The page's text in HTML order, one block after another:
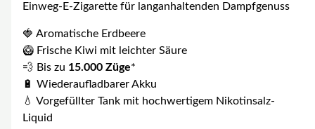
Einweg-E-Zigarette für langanhaltenden Dampfgenuss
🍓 Aromatische Erdbeere
🥝 Frische Kiwi mit leichter Säure
💨 Bis zu 15.000 Züge*
🔋 Wiederaufladbarer Akku
💧 Vorgefüllter Tank mit hochwertigem Nikotinsalz-
Liquid